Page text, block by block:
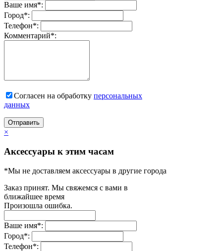
Ваше имя*:
Город*:
Телефон*:
Комментарий*:
Согласен на обработку персональныx
данных
Отправить
×
Аксессуары к этим часам
*Мы не доставляем аксессуары в другие города
Заказ принят. Мы свяжемся с вами в
ближайшее время
Произошла ошибка.
Ваше имя*:
Город*:
Телефон*: